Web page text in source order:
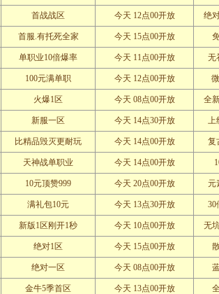
首战战区 今天 12点00开放 绝
首服.有托死全家 今天 15点00开放
单职业10倍爆率 今天 11点00开放 无
100元满单职 今天 12点00开放
火爆1区 今天 08点00开放 全
新服一区 今天 14点30开放 上
比精品毁灭更耐玩 今天 14点00开放 复
天神战单职业 今天 14点00开放
10元顶赞999 今天 20点00开放 元
满礼包10元 今天 13点30开放 30
新版1区刚开1秒 今天 10点00开放 无
绝对1区 今天 15点00开放
绝对一区 今天 08点00开放
金牛5季首区 今天 13点00开放